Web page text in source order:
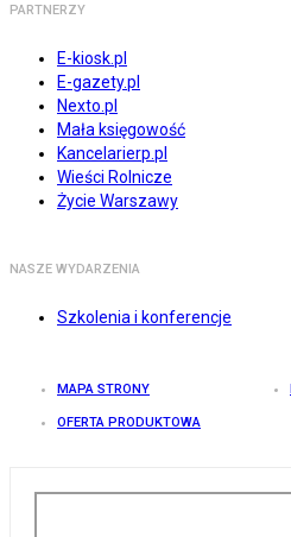
PARTNERZY
E-kiosk.pl
E-gazety.pl
Nexto.pl
Mała księgowość
Kancelarierp.pl
Wieści Rolnicze
Życie Warszawy
NASZE WYDARZENIA
Szkolenia i konferencje
MAPA STRONY
OFERTA PRODUKTOWA